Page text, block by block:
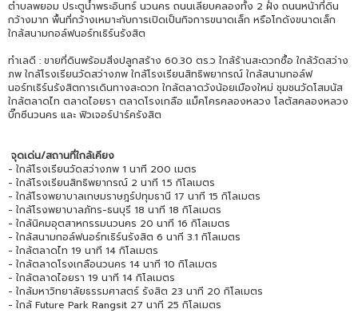
ตำบลพยอม ประตูน้ำพระอินทร์ นวนคร ถนนเลียบคลองทั้ง 2 ฝั่ง ถนนหน้าที่ดิน
กว้างมาก พื้นที่กว้างเหมาะกับการเปิดเป็นกิจการขนาดเล็ก หรือโกดังขนาดเล็ก
ใกล้สนามกอล์ฟนอร์ทเธิร์นรังสิต
ทำเลดี : ขายที่ดินพร้อมสิ่งปลูกสร้าง 60.30 ตร.ว ใกล้ร้านสะดวกซื้อ ใกล้วัดสว่าง
ภพ ใกล้โรงเรียนวัดสว่างภพ ใกล้โรงเรียนสิทธิพยากรณ์ ใกล้สนามกอล์ฟ
นอร์ทเธิร์นรังสิตการเดินทางสะดวก ใกล้ตลาดวังน้อยเมืองใหม่ ชุมชนวัดโสมนัส
ใกล้ตลาดไท ตลาดไอยรา ตลาดโรงเกลือ แม็คโครคลองหลวง โลตัสคลองหลวง
บิ๊กซีนวนคร และ ฟิวเจอร์ปาร์ครังสิต
จุดเด่น/สถานที่ใกล้เคียง
- ใกล้โรงเรียนวัดสว่างภพ 1 นาที 200 เมตร
- ใกล้โรงเรียนสิทธิพยากรณ์ 2 นาที 1.5 กิโลเมตร
- ใกล้โรงพยาบาลเกษมราษฎร์ปทุมธานี 17 นาที 15 กิโลเมตร
- ใกล้โรงพยาบาลภัทร-ธนบุรี 18 นาที 18 กิโลเมตร
- ใกล้นิคมอุตสาหกรรมนวนคร 20 นาที 16 กิโลเมตร
- ใกล้สนามกอล์ฟนอร์ทเธิร์นรังสิต 6 นาที 3.1 กิโลเมตร
- ใกล้ตลาดไท 19 นาที 14 กิโลเมตร
- ใกล้ตลาดโรงเกลือนวนคร 14 นาที 10 กิโลเมตร
- ใกล้ตลาดไอยรา 19 นาที 14 กิโลเมตร
- ใกล้มหาวิทยาลัยธรรมศาสตร์ รังสิต 23 นาที 20 กิโลเมตร
- ใกล้ Future Park Rangsit 27 นาที 25 กิโลเมตร